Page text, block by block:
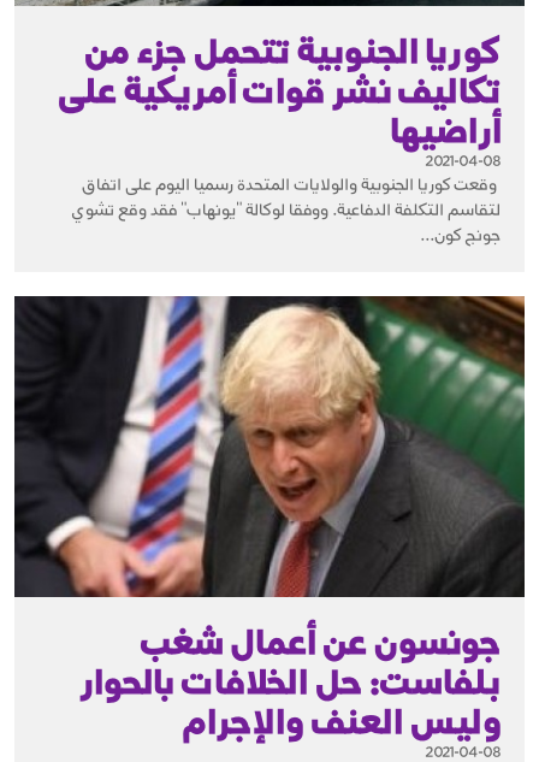
كوريا الجنوبية تتحمل جزء من
تكاليف نشر قوات أمريكية على
أراضيها
2021-04-08
وقعت كوريا الجنوبية والولايات المتحدة رسميا اليوم على اتفاق
لتقاسم التكلفة الدفاعية. ووفقا لوكالة "يونهاب" فقد وقع تشوي
جونج كون...
جونسون عن أعمال شغب
بلفاست: حل الخلافات بالحوار
وليس العنف والإجرام
2021-04-08